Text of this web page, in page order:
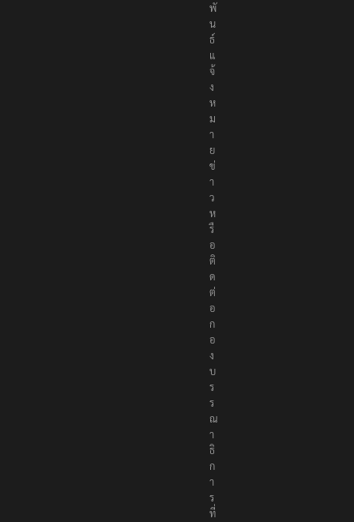
พั
น
ธ์
แ
จ้
ง
ห
ม
า
ย
ข่
า
ว
ห
รื
อ
ติ
ด
ต่
อ
ก
อ
ง
บ
ร
ร
ณ
า
ธิ
ก
า
ร
ที่